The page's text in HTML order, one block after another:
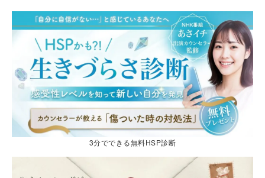
3分でできる無料HSP診断